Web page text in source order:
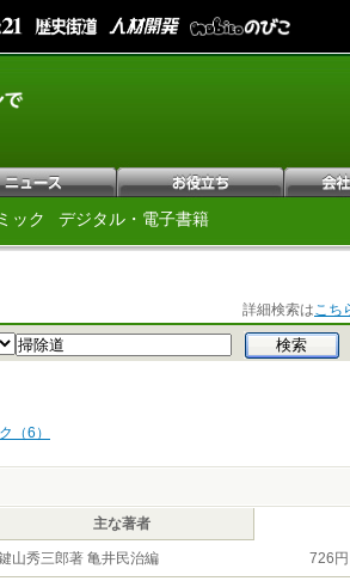
ック デジタル・電子書籍
詳細検索はこち
（6）
主な著者
山秀三郎著 亀井民治編 726円